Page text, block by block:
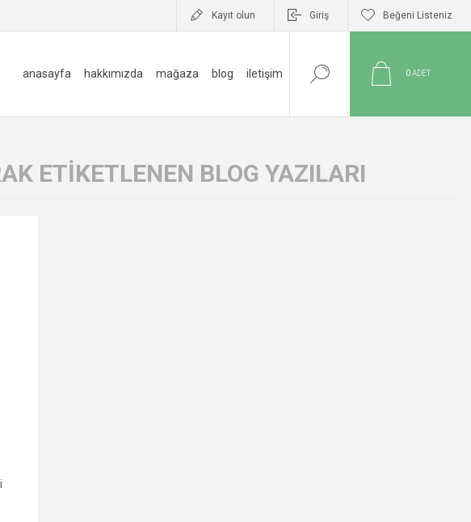
Kayıt olun Giriş Beğeni Listeniz
anasayfa hakkımızda mağaza blog i̇letişim 0ADET
ETIKETLENEN BLOG YAZILARI